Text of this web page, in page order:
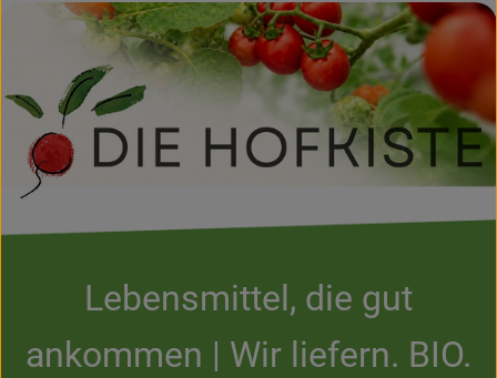
Kühltheke
Backstube
Küchenzauber
Über den Tag
Großgebinde
Lebensmittel, die gut
ankommen | Wir liefern. BIO.